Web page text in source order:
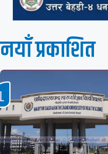
नयाँ प्रकाशित